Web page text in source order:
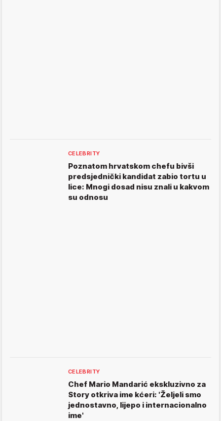
CELEBRITY
Poznatom hrvatskom chefu bivši
predsjednički kandidat zabio tortu u
lice: Mnogi dosad nisu znali u kakvom
su odnosu
CELEBRITY
Chef Mario Mandarić ekskluzivno za
Story otkriva ime kćeri: 'Željeli smo
jednostavno, lijepo i internacionalno
ime'